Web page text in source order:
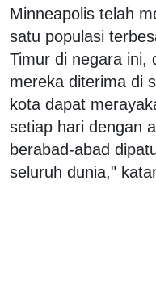
Minneapolis telah
satu populasi
Timur di negara ini,
mereka diterima di
kota dapat
setiap hari dengan
berabad-abad
seluruh dunia,"